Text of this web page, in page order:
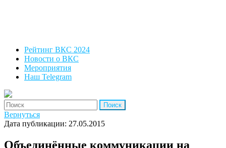
Рейтинг ВКС 2024
Новости о ВКС
Мероприятия
Наш Telegram
'Найти:
Вернуться
Дата публикации: 27.05.2015
Объединённые коммуникации на